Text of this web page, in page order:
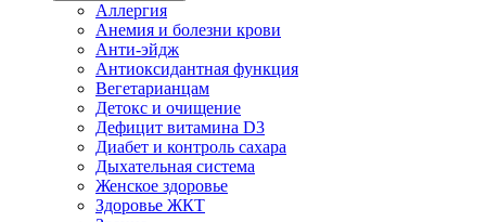
Аллергия
Анемия и болезни крови
Анти-эйдж
Антиоксидантная функция
Вегетарианцам
Детокс и очищение
Дефицит витамина D3
Диабет и контроль сахара
Дыхательная система
Женское здоровье
Здоровье ЖКТ